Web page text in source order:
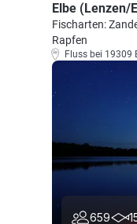
Elbe (Lenzen/
Fischarten:
Rapfen
Fluss bei 19309
659